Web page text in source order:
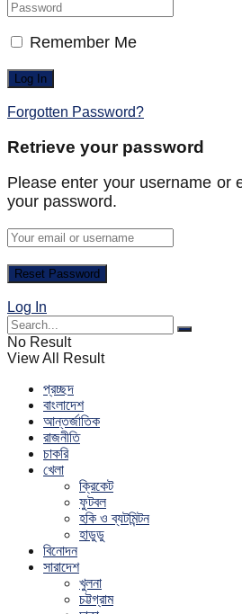
Remember Me
Forgotten Password?
Retrieve your password
Please enter your username or
your password.
Log In
No Result
View All Result
প্রচ্ছদ
বাংলাদেশ
আন্তর্জাতিক
রাজনীতি
চাকরি
খেলা
ক্রিকেট
ফুটবল
হকি ও ব্যটমিন্টন
হাডুডু
বিনোদন
সারাদেশ
খুলনা
চট্টগ্রাম